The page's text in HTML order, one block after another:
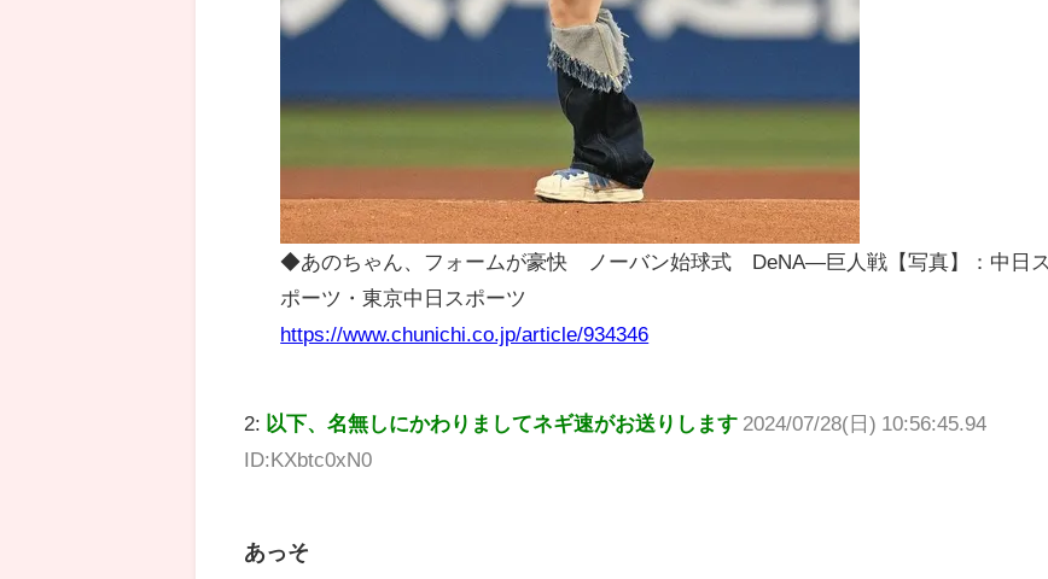
◆あのちゃん、フォームが豪快 ノーバン始球式 DeNA―巨人戦【写真】：中日ス
ポーツ・東京中日スポーツ
https://www.chunichi.co.jp/article/934346
2: 以下、名無しにかわりましてネギ速がお送りします 2024/07/28(日) 10:56:45.94
ID:KXbtc0xN0
あっそ